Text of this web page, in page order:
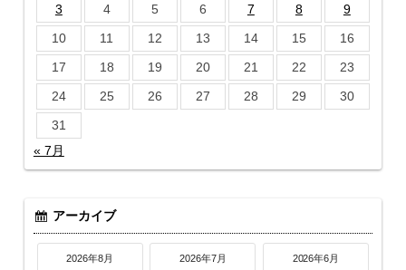
3
4 5 6 7 8
9
10
11 12 13 14 15
16
17
18 19 20 21 22
23
24
25 26 27 28 29
30
31
« 7月
アーカイブ
2026年8月 2026年7月 2026年6月